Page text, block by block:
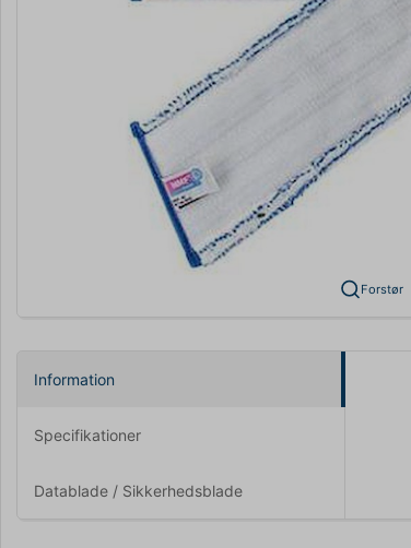
Forstør
Information
Specifikationer
Datablade / Sikkerhedsblade